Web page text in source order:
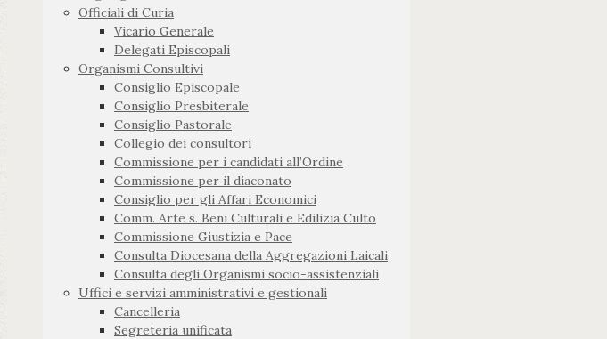
Officiali di Curia
Vicario Generale
Delegati Episcopali
Organismi Consultivi
Consiglio Episcopale
Consiglio Presbiterale
Consiglio Pastorale
Collegio dei consultori
Commissione per i candidati all’Ordine
Commissione per il diaconato
Consiglio per gli Affari Economici
Comm. Arte s. Beni Culturali e Edilizia Culto
Commissione Giustizia e Pace
Consulta Diocesana della Aggregazioni Laicali
Consulta degli Organismi socio-assistenziali
Uffici e servizi amministrativi e gestionali
Cancelleria
Segreteria unificata